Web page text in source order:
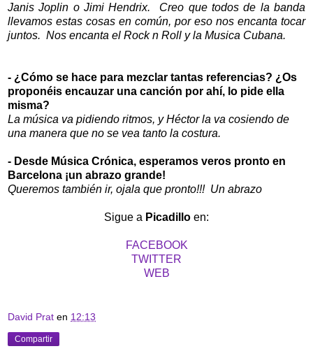
Janis Joplin o Jimi Hendrix. Creo que todos de la banda
llevamos estas cosas en común, por eso nos encanta tocar
juntos. Nos encanta el Rock n Roll y la Musica Cubana.
- ¿Cómo se hace para mezclar tantas referencias? ¿Os
proponéis encauzar una canción por ahí, lo pide ella
misma?
La música va pidiendo ritmos, y Héctor la va cosiendo de
una manera que no se vea tanto la costura.
- Desde Música Crónica, esperamos veros pronto en
Barcelona ¡un abrazo grande!
Queremos también ir, ojala que pronto!!! Un abrazo
Sigue a Picadillo en:
FACEBOOK
TWITTER
WEB
David Prat en 12:13
Compartir